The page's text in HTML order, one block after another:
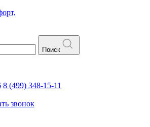
Поиск
8 (499) 348-15-11
звонок